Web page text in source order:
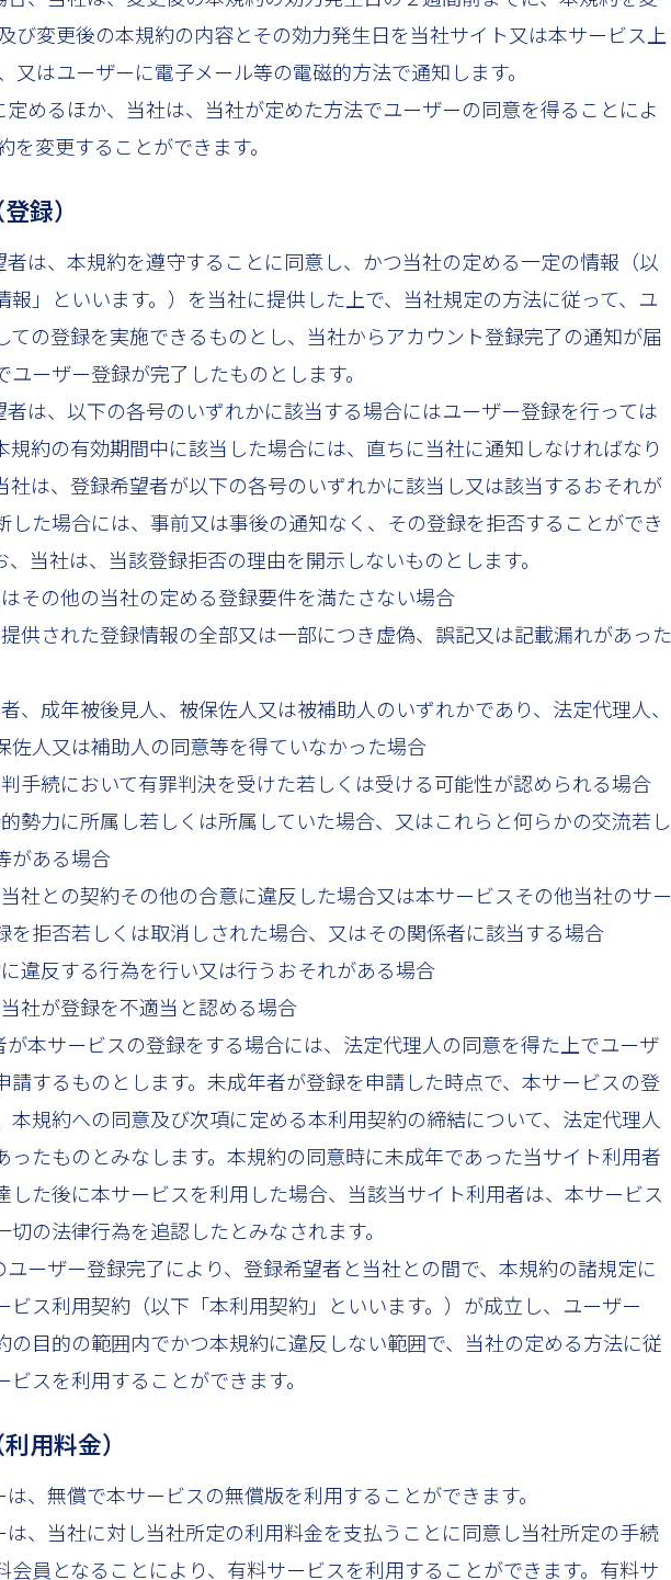
び変更後の本規約の内容とその効力発生日を当社サイト又は本サービス上
又はユーザーに電子メール等の電磁的方法で通知します。
定めるほか、当社は、当社が定めた方法でユーザーの同意を得ることによ
を変更することができます。
録）
者は、本規約を遵守することに同意し、かつ当社の定める一定の情報（以
報」といいます。）を当社に提供した上で、当社規定の方法に従って、ユ
ての登録を実施できるものとし、当社からアカウント登録完了の通知が届
ユーザー登録が完了したものとします。
者は、以下の各号のいずれかに該当する場合にはユーザー登録を行っては
規約の有効期間中に該当した場合には、直ちに当社に通知しなければなり
社は、登録希望者が以下の各号のいずれかに該当し又は該当するおそれが
した場合には、事前又は事後の通知なく、その登録を拒否することができ
、当社は、当該登録拒否の理由を開示しないものとします。
その他の当社の定める登録要件を満たさない場合
供された登録情報の全部又は一部につき虚偽、誤記又は記載漏れがあった
、成年被後見人、被保佐人又は被補助人のいずれかであり、法定代理人、
佐人又は補助人の同意等を得ていなかった場合
手続において有罪判決を受けた若しくは受ける可能性が認められる場合
勢力に所属し若しくは所属していた場合、又はこれらと何らかの交流若し
がある場合
社との契約その他の合意に違反した場合又は本サービスその他当社のサー
を拒否若しくは取消しされた場合、又はその関係者に該当する場合
違反する行為を行い又は行うおそれがある場合
社が登録を不適当と認める場合
が本サービスの登録をする場合には、法定代理人の同意を得た上でユーザ
請するものとします。未成年者が登録を申請した時点で、本サービスの登
本規約への同意及び次項に定める本利用契約の締結について、法定代理人
ったものとみなします。本規約の同意時に未成年であった当サイト利用者
した後に本サービスを利用した場合、当該当サイト利用者は、本サービス
切の法律行為を追認したとみなされます。
ユーザー登録完了により、登録希望者と当社との間で、本規約の諸規定に
ビス利用契約（以下「本利用契約」といいます。）が成立し、ユーザー
の目的の範囲内でかつ本規約に違反しない範囲で、当社の定める方法に従
ビスを利用することができます。
用料金）
は、無償で本サービスの無償版を利用することができます。
は、当社に対し当社所定の利用料金を支払うことに同意し当社所定の手続
会員となることにより、有料サービスを利用することができます。有料サ